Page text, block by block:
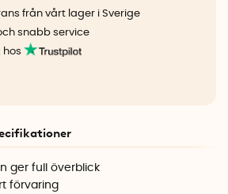
från vårt lager i Sverige
snabb service
hos
ger full överblick
förvaring